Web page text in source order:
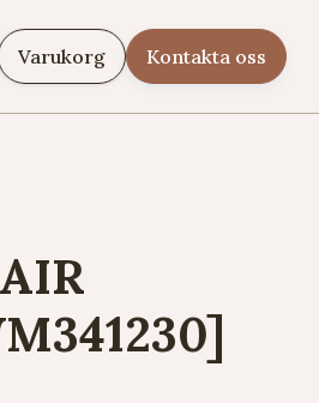
Varukorg Kontakta oss